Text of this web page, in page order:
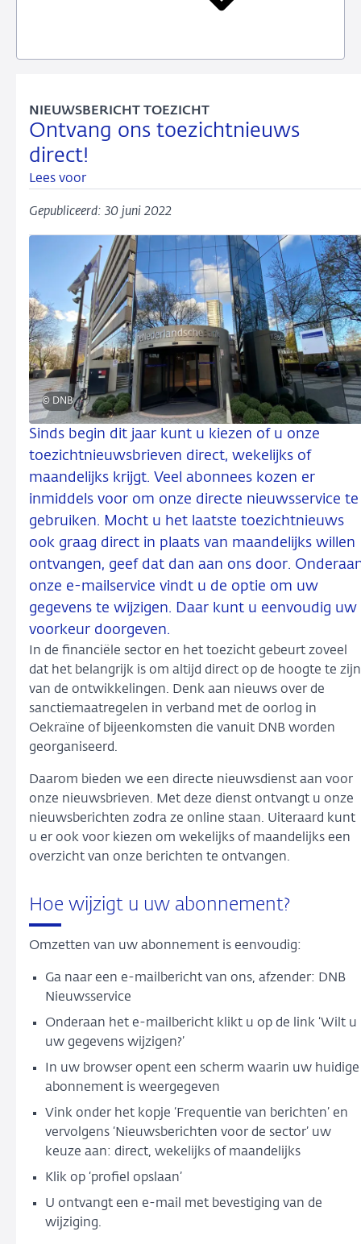
Ontvang ons toezichtnieuws
direct!
NIEUWSBERICHT TOEZICHT
Lees voor
Gepubliceerd: 30 juni 2022
© DNB
Sinds begin dit jaar kunt u kiezen of u onze
toezichtnieuwsbrieven direct, wekelijks of
maandelijks krijgt. Veel abonnees kozen er
inmiddels voor om onze directe nieuwsservice te
gebruiken. Mocht u het laatste toezichtnieuws
ook graag direct in plaats van maandelijks willen
ontvangen, geef dat dan aan ons door.
onze e-mailservice vindt u de optie om uw
gegevens te wijzigen. Daar kunt u eenvoudig uw
voorkeur doorgeven.
In de financiële sector en het toezicht gebeurt zoveel
dat het belangrijk is om altijd direct op de hoogte te zijn
van de ontwikkelingen. Denk aan nieuws over de
sanctiemaatregelen in verband met de oorlog in
Oekraïne of bijeenkomsten die vanuit DNB worden
georganiseerd.
Daarom bieden we een directe nieuwsdienst aan voor
onze nieuwsbrieven. Met deze dienst ontvangt u onze
nieuwsberichten zodra ze online staan. Uiteraard kunt
u er ook voor kiezen om wekelijks of maandelijks een
overzicht van onze berichten te ontvangen.
Hoe wijzigt u uw abonnement?
Omzetten van uw abonnement is eenvoudig:
Ga naar een e-mailbericht van ons, afzender: DNB
Nieuwsservice
Onderaan het e-mailbericht klikt u op de link ‘Wilt u
uw gegevens wijzigen?’
In uw browser opent een scherm waarin uw huidige
abonnement is weergegeven
Vink onder het kopje ‘Frequentie van berichten’ en
vervolgens ‘Nieuwsberichten voor de sector’ uw
keuze aan: direct, wekelijks of maandelijks
Klik op ‘profiel opslaan’
U ontvangt een e-mail met bevestiging van de
wijziging.